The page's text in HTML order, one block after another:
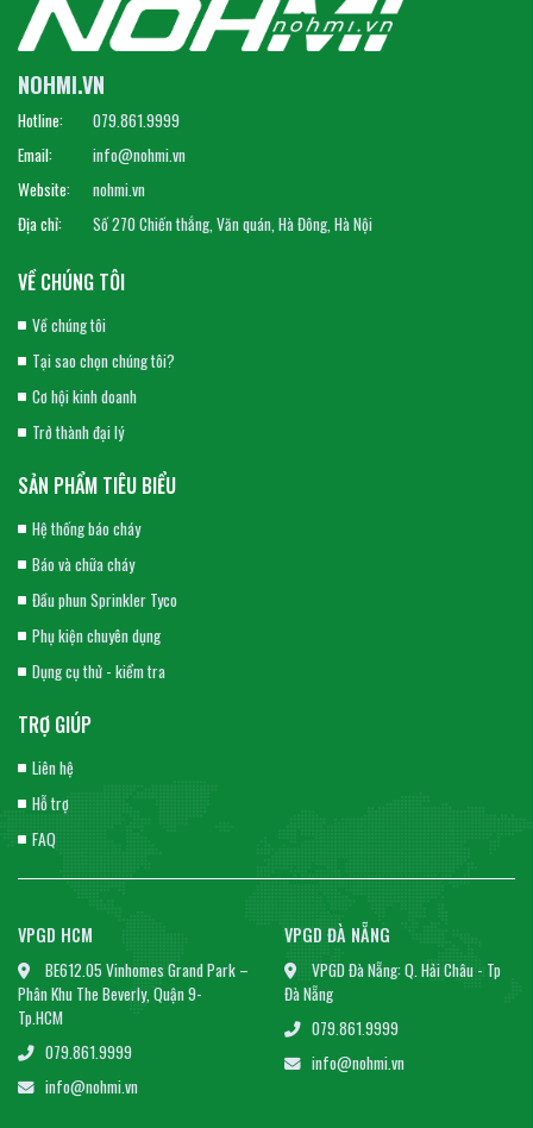
NOHMI.VN
Hotline:
079.861.9999
Email:
info@nohmi.vn
Website:
nohmi.vn
Địa chỉ:
Số 270 Chiến thắng, Văn quán, Hà Đông, Hà Nội
VỀ CHÚNG TÔI
Về chúng tôi
Tại sao chọn chúng tôi?
Cơ hội kinh doanh
Trở thành đại lý
SẢN PHẨM TIÊU BIỂU
Hệ thống báo cháy
Báo và chữa cháy
Đầu phun Sprinkler Tyco
Phụ kiện chuyên dụng
Dụng cụ thử - kiểm tra
TRỢ GIÚP
Liên hệ
Hỗ trợ
FAQ
VPGD HCM
BE612.05 Vinhomes Grand Park –
Phân Khu The Beverly, Quận 9-
Tp.HCM
079.861.9999
info@nohmi.vn
VPGD ĐÀ NẴNG
VPGD Đà Nẵng: Q. Hải Châu - Tp
Đà Nẵng
079.861.9999
info@nohmi.vn